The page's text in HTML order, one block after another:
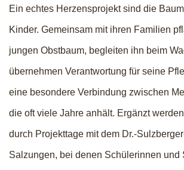
Ein echtes Herzensprojekt sind die
Kinder. Gemeinsam mit ihren Familien
jungen Obstbaum, begleiten ihn beim
übernehmen Verantwortung für seine
eine besondere Verbindung zwischen
die oft viele Jahre anhält. Ergänzt
durch Projekttage mit dem Dr.-
Salzungen, bei denen Schülerinnen und